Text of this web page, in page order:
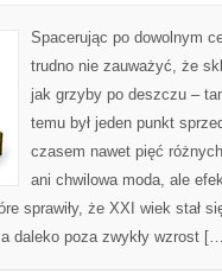
Spacerując po dowolnym
trudno nie zauważyć, że
jak grzyby po deszczu –
temu był jeden punkt
czasem nawet pięć
ani chwilowa moda, ale
sprawiły, że XXI wiek stał
daleko poza zwykły wzrost